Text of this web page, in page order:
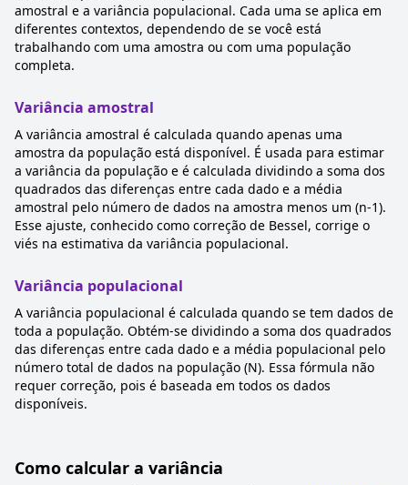
amostral e a variância populacional. Cada uma se aplica em
diferentes contextos, dependendo de se você está
trabalhando com uma amostra ou com uma população
completa.
Variância amostral
A variância amostral é calculada quando apenas uma
amostra da população está disponível. É usada para estimar
a variância da população e é calculada dividindo a soma dos
quadrados das diferenças entre cada dado e a média
amostral pelo número de dados na amostra menos um (n-1).
Esse ajuste, conhecido como correção de Bessel, corrige o
viés na estimativa da variância populacional.
Variância populacional
A variância populacional é calculada quando se tem dados de
toda a população. Obtém-se dividindo a soma dos quadrados
das diferenças entre cada dado e a média populacional pelo
número total de dados na população (N). Essa fórmula não
requer correção, pois é baseada em todos os dados
disponíveis.
Como calcular a variância